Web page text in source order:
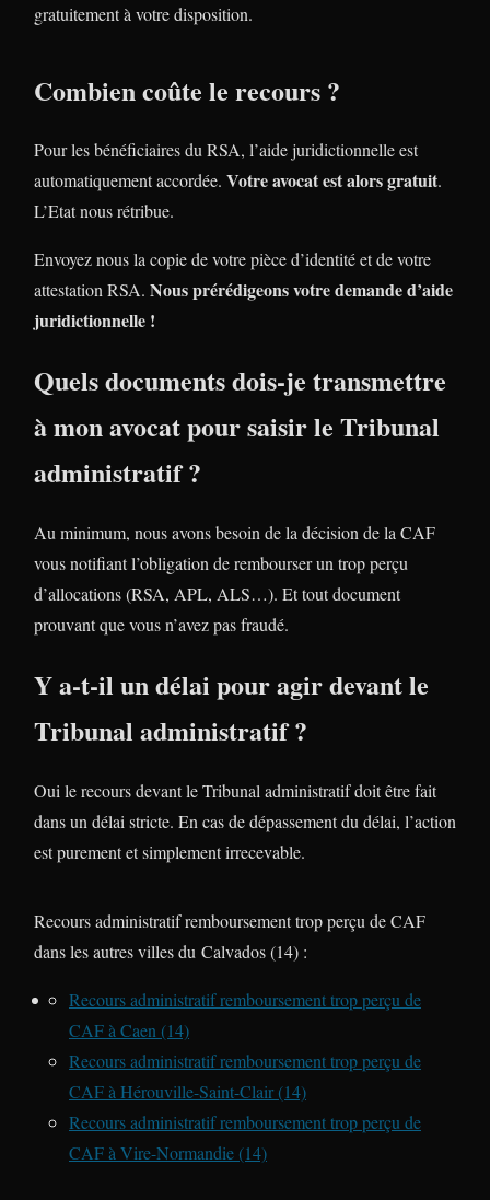
gratuitement à votre disposition.
Combien coûte le recours ?
Pour les bénéficiaires du RSA, l’aide juridictionnelle est
automatiquement accordée. Votre avocat est alors gratuit.
L’Etat nous rétribue.
Envoyez nous la copie de votre pièce d’identité et de votre
attestation RSA. Nous prérédigeons votre demande d’aide
juridictionnelle !
Quels documents dois-je transmettre
à mon avocat pour saisir le Tribunal
administratif ?
Au minimum, nous avons besoin de la décision de la CAF
vous notifiant l’obligation de rembourser un trop perçu
d’allocations (RSA, APL, ALS…). Et tout document
prouvant que vous n’avez pas fraudé.
Y a-t-il un délai pour agir devant le
Tribunal administratif ?
Oui le recours devant le Tribunal administratif doit être fait
dans un délai stricte. En cas de dépassement du délai, l’action
est purement et simplement irrecevable.
Recours administratif remboursement trop perçu de CAF
dans les autres villes du Calvados (14) :
Recours administratif remboursement trop perçu de
CAF à Caen (14)
Recours administratif remboursement trop perçu de
CAF à Hérouville-Saint-Clair (14)
Recours administratif remboursement trop perçu de
CAF à Vire-Normandie (14)